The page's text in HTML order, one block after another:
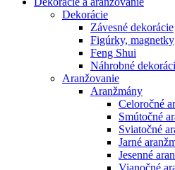
Dekorácie
Závesné dekorácie
Figúrky, magnetky
Feng Shui
Náhrobné
Aranžovanie
Aranžmány
Celoročné
Smútočné
Sviatočné
Jarné
Jesenné
Vianočné